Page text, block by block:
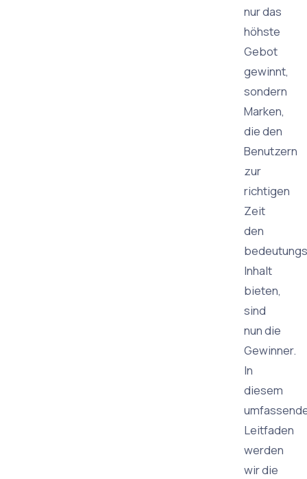
nur das
höhste
Gebot
gewinnt,
sondern
Marken,
die den
Benutzern
zur
richtigen
Zeit
den
Inhalt
bieten,
sind
nun die
Gewinner.
In
diesem
Leitfaden
werden
wir die